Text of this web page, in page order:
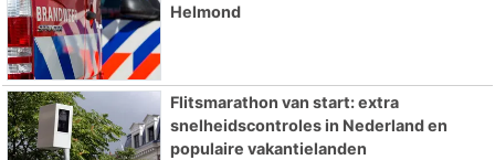
Helmond
Flitsmarathon van start: extra
snelheidscontroles in Nederland en
populaire vakantielanden